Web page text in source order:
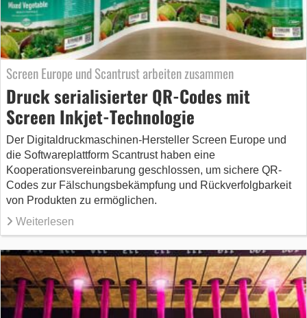
Screen Europe und Scantrust arbeiten zusammen
Druck serialisierter QR-Codes mit
Screen Inkjet-Technologie
Der Digitaldruckmaschinen-Hersteller Screen Europe und
die Softwareplattform Scantrust haben eine
Kooperationsvereinbarung geschlossen, um sichere QR-
Codes zur Fälschungsbekämpfung und Rückverfolgbarkeit
von Produkten zu ermöglichen.
Weiterlesen